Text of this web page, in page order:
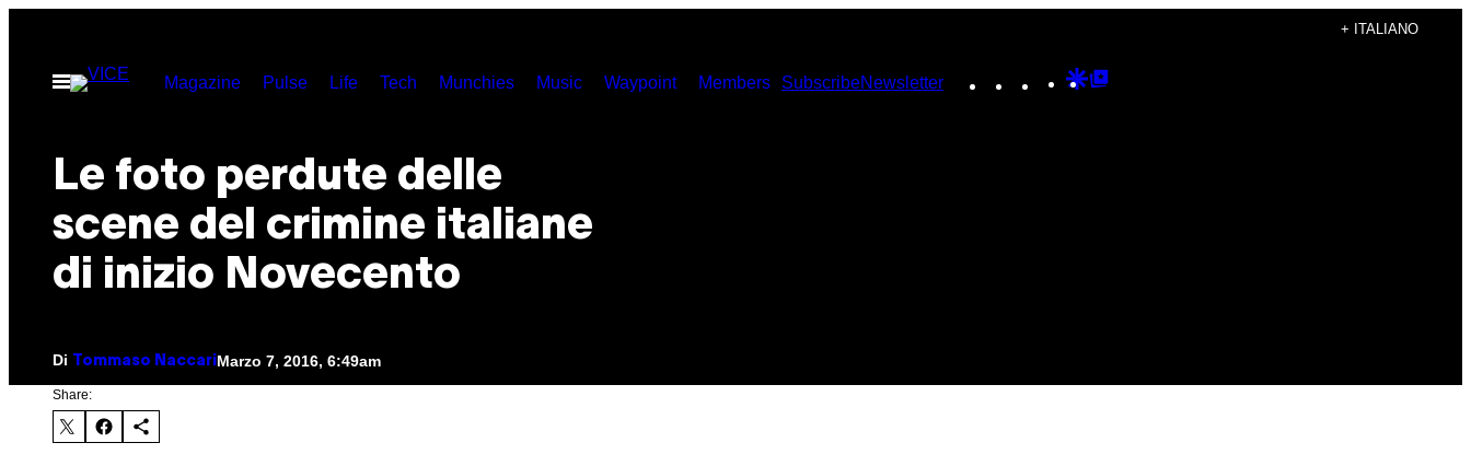
contenuto
+ ITALIANO
Apri
Magazine Pulse Life Tech Munchies Music Waypoint Members SubscribeNewsletter Instagram
TikTokYouTube
Google
Le foto perdute delle
scene del crimine italiane
di inizio Novecento
Di Tommaso Naccari Marzo 7, 2016, 6:49am
Share: